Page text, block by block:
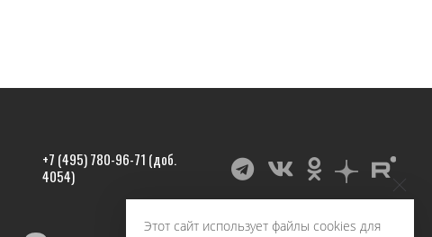
+7 (495) 780-96-71 (доб.
4054)
Этот сайт использует файлы cookies для